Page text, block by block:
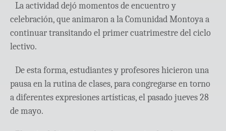
La actividad dejó momentos de encuentro y
celebración, que animaron a la Comunidad Montoya a
continuar transitando el primer cuatrimestre del ciclo
lectivo.
De esta forma, estudiantes y profesores hicieron una
pausa en la rutina de clases, para congregarse en torno
a diferentes expresiones artísticas, el pasado jueves 28
de mayo.